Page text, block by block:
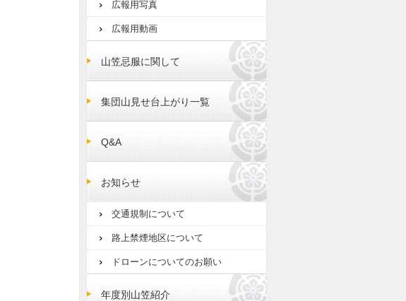
広報用写真
広報用動画
山笠忌服に関して
集団山見せ台上がり一覧
Q&A
お知らせ
交通規制について
路上禁煙地区について
ドローンについてのお願い
年度別山笠紹介